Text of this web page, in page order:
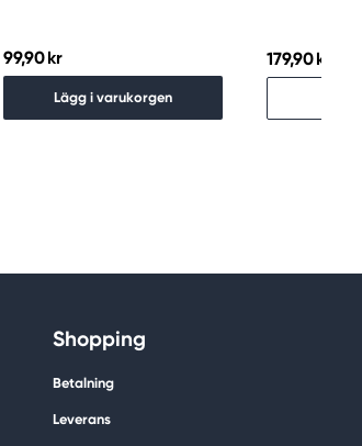
99,90 kr
Lägg i varukorgen
179,90 kr
Shopping
Betalning
Leverans